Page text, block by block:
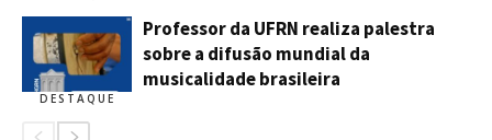
DESTAQUE
Professor da UFRN realiza palestra
sobre a difusão mundial da
musicalidade brasileira